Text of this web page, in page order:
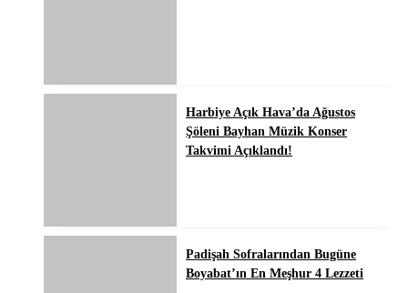
Harbiye Açık Hava’da Ağustos
Şöleni Bayhan Müzik Konser
Takvimi Açıklandı!
Padişah Sofralarından Bugüne
Boyabat’ın En Meşhur 4 Lezzeti